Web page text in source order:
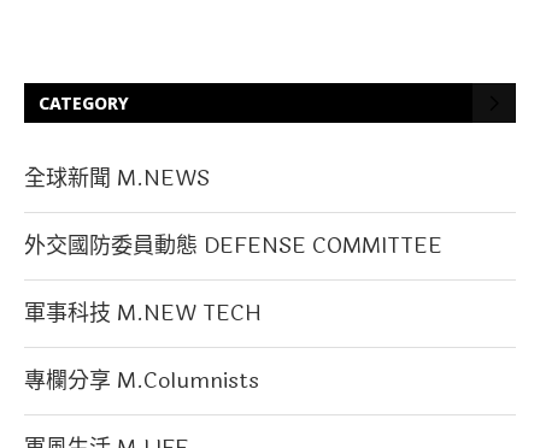
CATEGORY
全球新聞 M.NEWS
外交國防委員動態 DEFENSE COMMITTEE
軍事科技 M.NEW TECH
專欄分享 M.Columnists